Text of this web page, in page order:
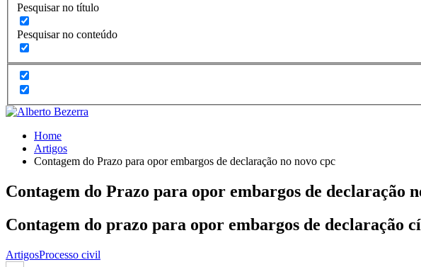
Pesquisar no título
Pesquisar no conteúdo
Home
Artigos
Contagem do Prazo para opor embargos de declaração no novo cpc
Contagem do Prazo para opor embargos de declaração
Contagem do prazo para opor embargos de declaração
ArtigosProcesso civil